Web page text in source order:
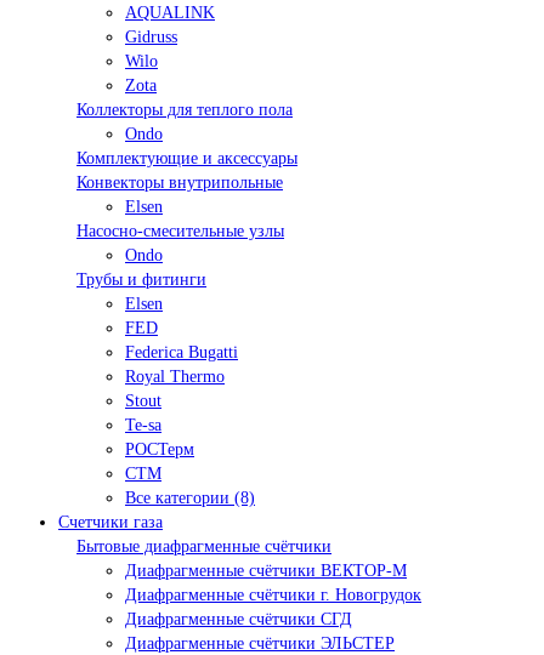
AQUALINK
Gidruss
Wilo
Zota
Коллекторы для теплого пола
Ondo
Комплектующие и аксессуары
Конвекторы внутрипольные
Elsen
Насосно-смесительные узлы
Ondo
Трубы и фитинги
Elsen
FED
Federica Bugatti
Royal Thermo
Stout
Te-sa
РОСТерм
СТМ
Все категории (8)
Счетчики газа
Бытовые диафрагменные счётчики
Диафрагменные счётчики ВЕКТОР-М
Диафрагменные счётчики г. Новогрудок
Диафрагменные счётчики СГД
Диафрагменные счётчики ЭЛЬСТЕР